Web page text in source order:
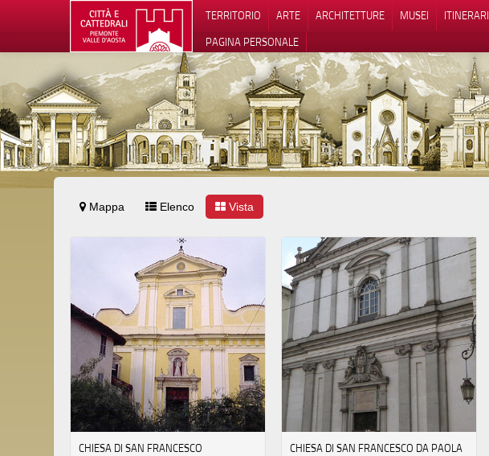
TERRITORIO ARTE ARCHITETTURE MUSEI ITINERARI
PAGINA PERSONALE
Mappa Elenco Vista
CHIESA DI SAN FRANCESCO CHIESA DI SAN FRANCESCO DA PAOLA